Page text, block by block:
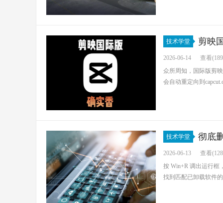
技术学堂 剪映
2026-06-14
查看
众所周知，国际版剪
会自动重定向到
技术学堂 彻底
2026-06-13
查看
按 Win+R 调出运行框
找到匹配已卸载软件